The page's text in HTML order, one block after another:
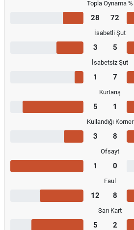
Topla Oynama %
28 72
İsabetli Şut
3 5
İsabetsiz Şut
1 7
Kurtarış
5 1
Kullandığı Korner
3 8
Ofsayt
1 0
Faul
12 8
Sarı Kart
5 2